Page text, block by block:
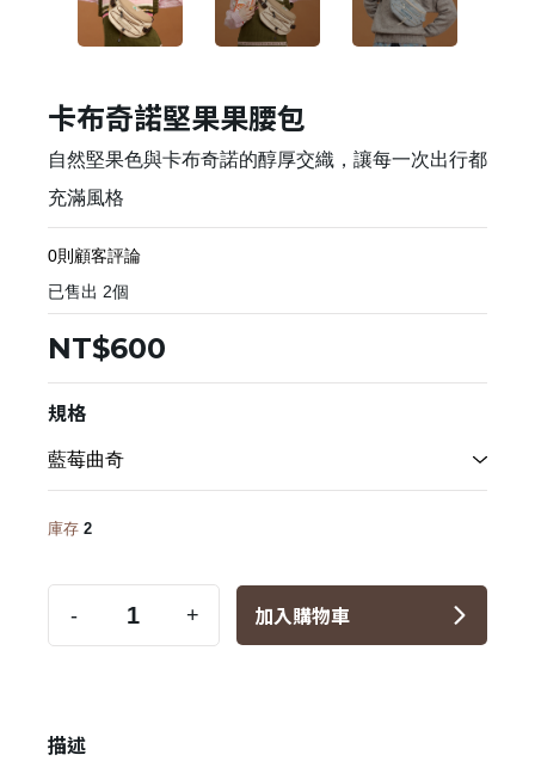
卡布奇諾堅果果腰包
自然堅果色與卡布奇諾的醇厚交織，讓每一次出行都
充滿風格
0則顧客評論
已售出 2個
NT$600
規格
庫存 2
- + 加入購物車
描述